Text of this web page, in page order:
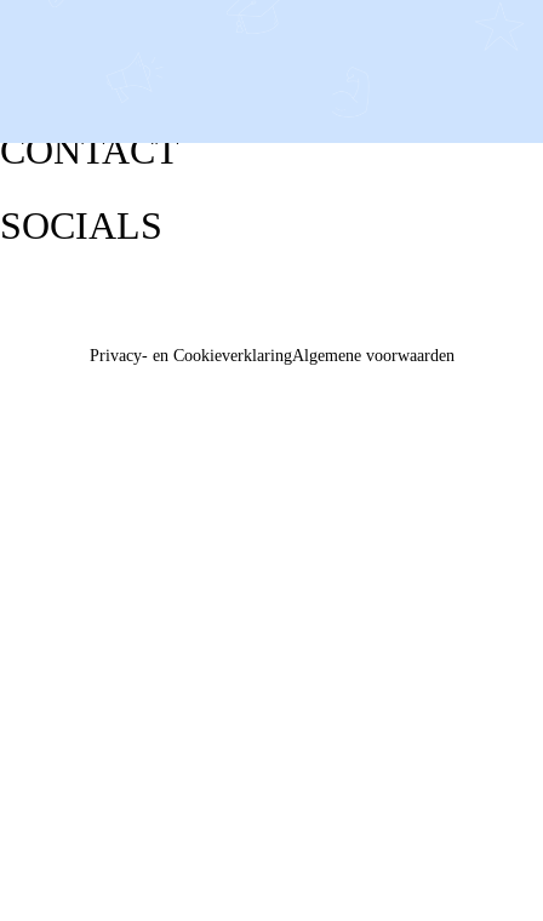
CONTACT
SOCIALS
Privacy- en CookieverklaringAlgemene voorwaarden